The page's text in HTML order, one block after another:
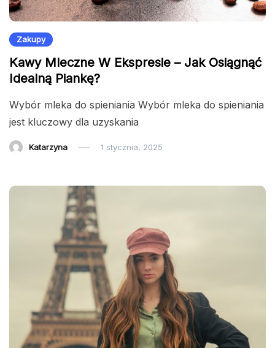
Zakupy
Kawy Mleczne W Ekspresie – Jak Osiągnąć
Idealną Piankę?
Wybór mleka do spieniania Wybór mleka do spieniania
jest kluczowy dla uzyskania
Katarzyna 1 stycznia, 2025